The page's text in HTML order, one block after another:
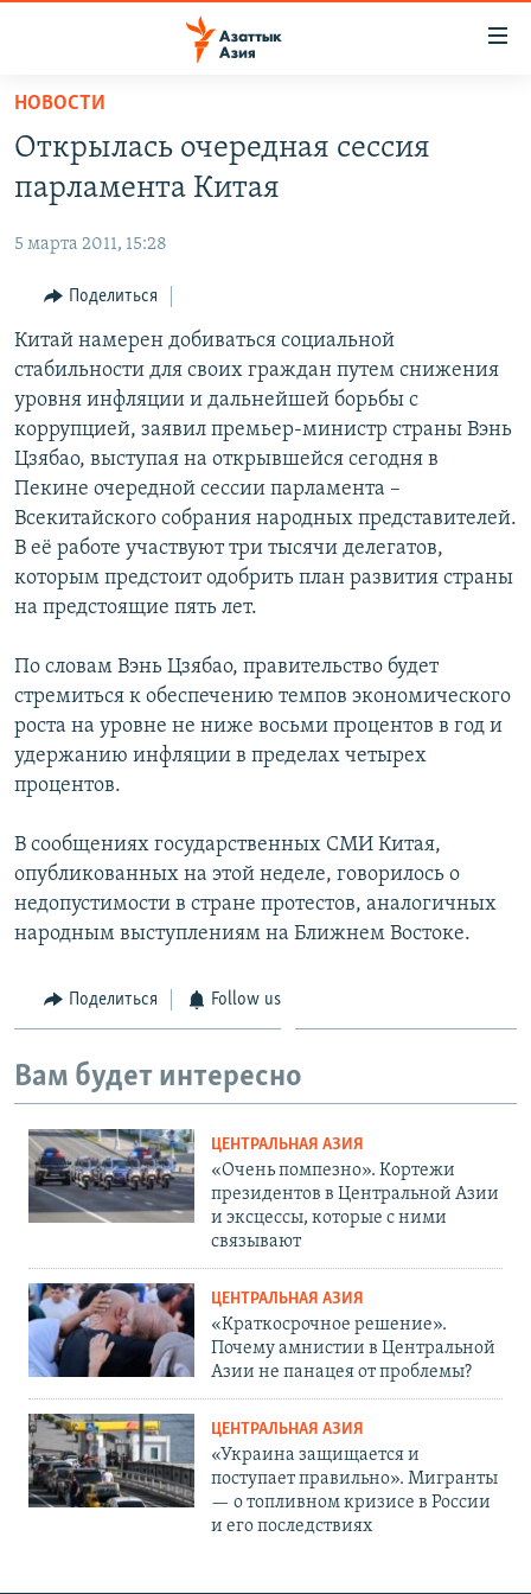
Вернуться
основному
содержанию
Вернутся
навигации
Вернутся
поиску
КАЗАХСТАН
УЗБЕКИСТАН
ТАДЖИКИСТАН
НОВОСТИ
ВОЙНА В УКРАИНЕ
НА ДРУГИХ ЯЗЫКАХ
ҚАЗАҚША
КЫРГЫЗЧА
ТОҶИКӢ
TÜRKMENÇE
Все сайты РСЕ/РС
НОВОСТИ
Открылась очередная сессия
парламента Китая
5 марта 2011, 15:28
Поделиться
Китай намерен добиваться социальной
стабильности для своих граждан путем снижения
уровня инфляции и дальнейшей борьбы с
коррупцией, заявил премьер-министр страны Вэнь
Цзябао, выступая на открывшейся сегодня в
Пекине очередной сессии парламента –
Всекитайского собрания народных представителей.
В её работе участвуют три тысячи делегатов,
которым предстоит одобрить план развития страны
на предстоящие пять лет.
По словам Вэнь Цзябао, правительство будет
стремиться к обеспечению темпов экономического
роста на уровне не ниже восьми процентов в год и
удержанию инфляции в пределах четырех
процентов.
В сообщениях государственных СМИ Китая,
опубликованных на этой неделе, говорилось о
недопустимости в стране протестов, аналогичных
народным выступлениям на Ближнем Востоке.
Поделиться Follow us
Вам будет интересно
ЦЕНТРАЛЬНАЯ АЗИЯ
«Очень помпезно». Кортежи
президентов в Центральной Азии
и эксцессы, которые с ними
связывают
ЦЕНТРАЛЬНАЯ АЗИЯ
«Краткосрочное решение».
Почему амнистии в Центральной
Азии не панацея от проблемы?
ЦЕНТРАЛЬНАЯ АЗИЯ
«Украина защищается и
поступает правильно». Мигранты
— о топливном кризисе в России
и его последствиях